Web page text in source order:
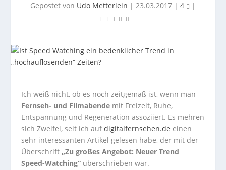
Gepostet von Udo Metterlein | 23.03.2017 | 4 |
Ich weiß nicht, ob es noch zeitgemäß ist, wenn man
Fernseh- und Filmabende mit Freizeit, Ruhe,
Entspannung und Regeneration assoziiert. Es mehren
sich Zweifel, seit ich aufdigitalfernsehen.de einen
sehr interessanten Artikel gelesen habe, der mit der
Überschrift„Zu großes Angebot: Neuer Trend
Speed-Watching“ überschrieben war.